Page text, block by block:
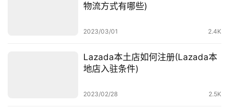
物流方式有哪些)
2023/03/01 2.4K
Lazada本土店如何注册(Lazada本
地店入驻条件)
2023/02/28 2.5K